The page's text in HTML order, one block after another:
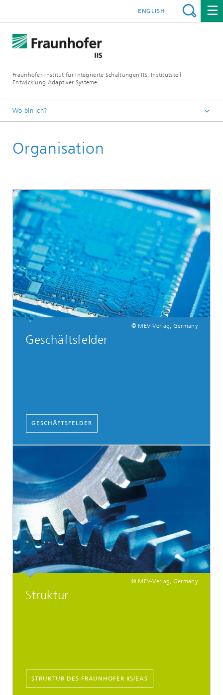
Fraunhofer-Institut für Integrierte Schaltungen IIS, Institutsteil
Entwicklung Adaptiver Systeme
ENGLISH
Wo bin ich?
Über uns
Organisation
© MEV-Verlag, Germany
Geschäftsfelder
GESCHÄFTSFELDER
© MEV-Verlag, Germany
Struktur
STRUKTUR DES FRAUNHOFER IIS/EAS